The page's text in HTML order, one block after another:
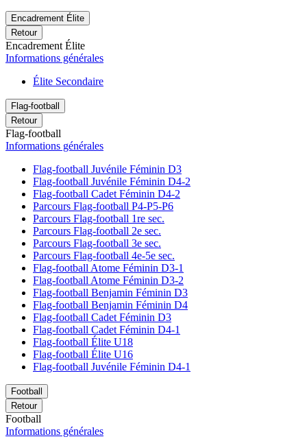
Encadrement Élite
Retour
Encadrement Élite
Informations générales
Élite Secondaire
Flag-football
Retour
Flag-football
Informations générales
Flag-football Juvénile Féminin D3
Flag-football Juvénile Féminin D4-2
Flag-football Cadet Féminin D4-2
Parcours Flag-football P4-P5-P6
Parcours Flag-football 1re sec.
Parcours Flag-football 2e sec.
Parcours Flag-football 3e sec.
Parcours Flag-football 4e-5e sec.
Flag-football Atome Féminin D3-1
Flag-football Atome Féminin D3-2
Flag-football Benjamin Féminin D3
Flag-football Benjamin Féminin D4
Flag-football Cadet Féminin D3
Flag-football Cadet Féminin D4-1
Flag-football Élite U18
Flag-football Élite U16
Flag-football Juvénile Féminin D4-1
Football
Retour
Football
Informations générales